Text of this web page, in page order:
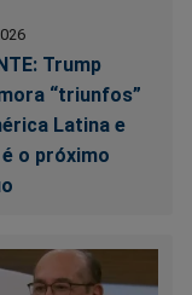
Trump
“triunfos”
Latina e
o próximo